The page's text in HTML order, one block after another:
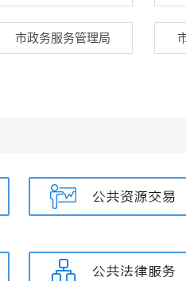
市政务服务管理局